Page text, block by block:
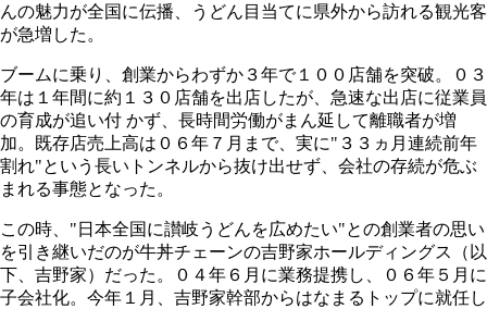
んの魅力が全国に伝播、うどん目当てに県外から訪れる観光客
が急増した。
ブームに乗り、創業からわずか３年で１００店舗を突破。０３
年は１年間に約１３０店舗を出店したが、急速な出店に従業員
の育成が追い付 かず、長時間労働がまん延して離職者が増
加。既存店売上高は０６年７月まで、実に"３３ヵ月連続前年
割れ"という長いトンネルから抜け出せず、会社の存続が危ぶ
まれる事態となった。
この時、"日本全国に讃岐うどんを広めたい"との創業者の思い
を引き継いだのが牛丼チェーンの吉野家ホールディングス（以
下、吉野家）だった。０４年６月に業務提携し、０６年５月に
子会社化。今年１月、吉野家幹部からはなまるトップに就任し